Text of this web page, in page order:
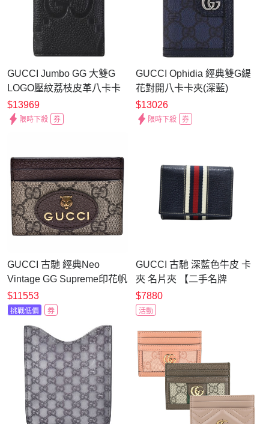
GUCCI Jumbo GG 大雙G
LOGO壓紋荔枝皮革八卡卡
夾(黑)
$13969
限時下殺 券
GUCCI Ophidia 經典雙G緹
花對開八卡卡夾(深藍)
$13026
限時下殺 券
GUCCI 古馳 經典Neo
Vintage GG Supreme印花帆
布牛皮飾邊萬用卡片夾(棕
色)
$11553
挑戰低價 券
GUCCI 古馳 深藍色牛皮 卡
夾 名片夾 【二手名牌
BRAND OFF】
$7880
活動